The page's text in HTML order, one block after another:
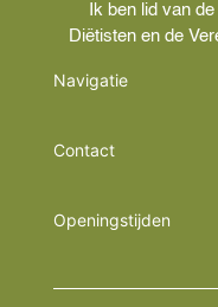
Ik ben lid van
Diëtisten en de
Navigatie
Contact
Openingstijden